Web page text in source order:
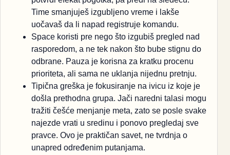
Time smanjuješ izgubljeno vreme i lakše
uočavaš da li napad registruje komandu.
Space koristi pre nego što izgubiš pregled nad
rasporedom, a ne tek nakon što bube stignu do
odbrane. Pauza je korisna za kratku procenu
prioriteta, ali sama ne uklanja nijednu pretnju.
Tipična greška je fokusiranje na ivicu iz koje je
došla prethodna grupa. Jači naredni talasi mogu
tražiti češće menjanje meta, zato se posle svake
najezde vrati u sredinu i ponovo pregledaj sve
pravce. Ovo je praktičan savet, ne tvrdnja o
unapred određenim putanjama.